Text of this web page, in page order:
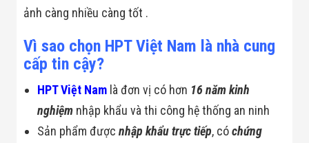
Hàng
Dự Án Ngành
Trường Học
Dự Án Ngành
Điện Tử
Dự Án Ngành
Công An - Quân
ảnh càng nhiều càng tốt .
Vì sao chọn HPT Việt Nam là nhà cung
cấp tin cậy?
HPT Việt Nam là đơn vị có hơn 16 năm kinh
nghiệm nhập khẩu và thi công hệ thống an ninh
Sản phẩm đượcnhập khẩu trực tiếp, cóchứng